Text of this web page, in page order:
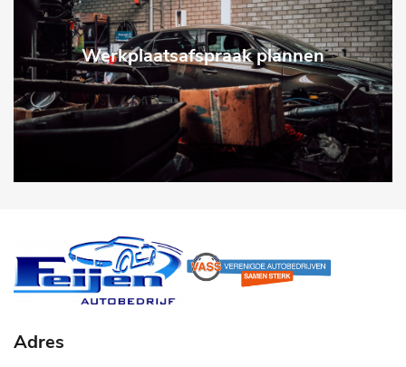
Werkplaatsafspraak plannen
Adres